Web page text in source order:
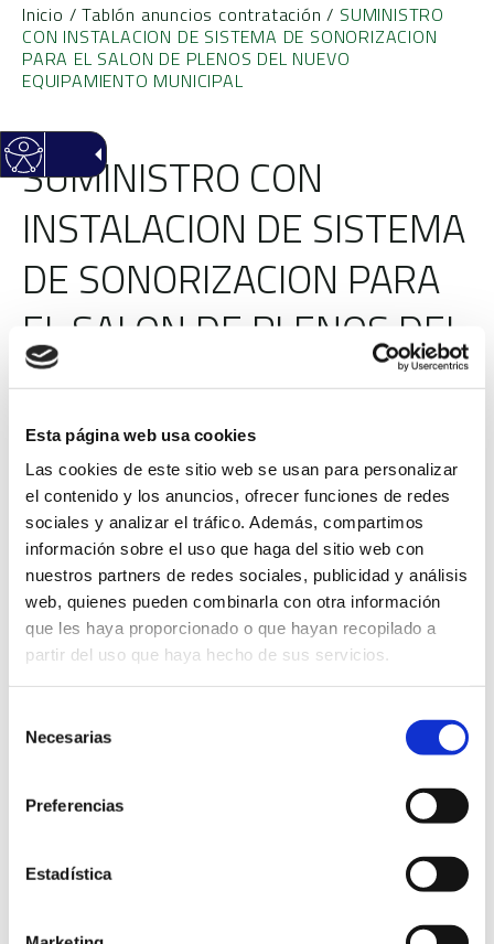
Esta página web usa cookies
Las cookies de este sitio web se usan para personalizar
el contenido y los anuncios, ofrecer funciones de redes
sociales y analizar el tráfico. Además, compartimos
información sobre el uso que haga del sitio web con
nuestros partners de redes sociales, publicidad y análisis
web, quienes pueden combinarla con otra información
que les haya proporcionado o que hayan recopilado a
partir del uso que haya hecho de sus servicios.
Necesarias
Preferencias
Estadística
Inicio /Tablón anuncios contratación / SUMINISTRO
CON INSTALACION DE SISTEMA DE SONORIZACION
PARA EL SALON DE PLENOS DEL NUEVO
EQUIPAMIENTO MUNICIPAL
SUMINISTRO CON
INSTALACION DE SISTEMA
DE SONORIZACION PARA
EL SALON DE PLENOS DEL
NUEVO EQUIPAMIENTO
MUNICIPAL
Objeto
SUMINISTRO CON
INSTALACION DE
SISTEMA DE
SONORIZACION PARA
EL SALON DE PLENOS
DEL NUEVO
EQUIPAMIENTO
MUNICIPAL
Fecha
adjudicación
Presupuesto
24.238,00 EUROS/IVA